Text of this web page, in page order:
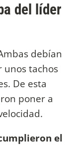
del líder
debían
unos tachos
De esta
poner a
el